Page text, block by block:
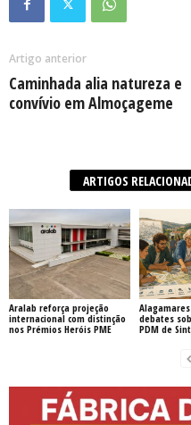
Artigo anterior
Caminhada alia natureza e
convívio em Almoçageme
ARTIGOS
Aralab reforça projeção
internacional com distinção
nos Prémios Heróis PME
debates
PDM de